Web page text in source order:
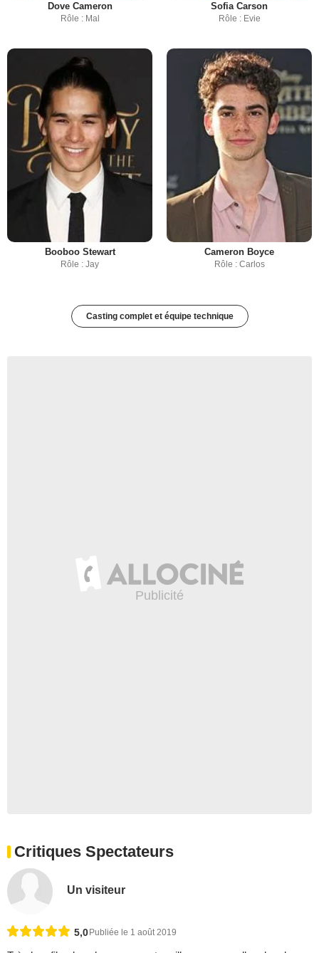
Dove Cameron
Rôle : Mal
Sofia Carson
Rôle : Evie
Booboo Stewart
Rôle : Jay
Cameron Boyce
Rôle : Carlos
Casting complet et équipe technique
Critiques Spectateurs
Un visiteur
5,0Publiée le 1 août 2019